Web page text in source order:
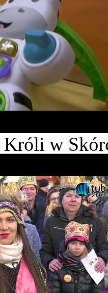
Króli w